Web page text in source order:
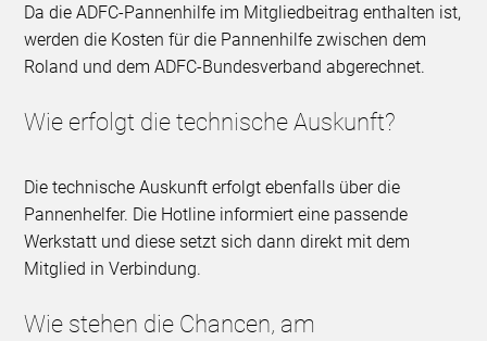
Da die ADFC-Pannenhilfe im Mitgliedbeitrag enthalten ist,
werden die Kosten für die Pannenhilfe zwischen dem
Roland und dem ADFC-Bundesverband abgerechnet.
Wie erfolgt die technische Auskunft?
Die technische Auskunft erfolgt ebenfalls über die
Pannenhelfer. Die Hotline informiert eine passende
Werkstatt und diese setzt sich dann direkt mit dem
Mitglied in Verbindung.
Wie stehen die Chancen, am